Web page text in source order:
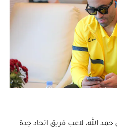
حمد الله، لاعب فريق اتحاد جدة